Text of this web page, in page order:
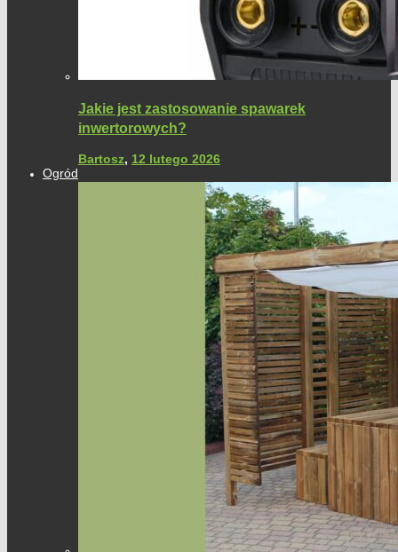
Jakie jest zastosowanie spawarek
inwertorowych?
Bartosz, 12 lutego 2026
Ogród